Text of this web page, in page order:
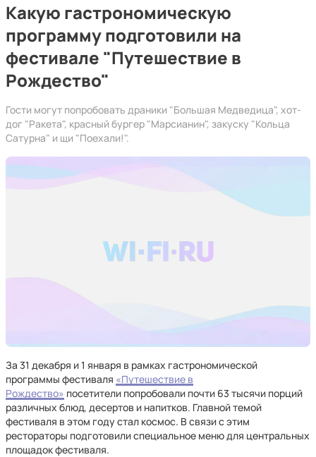
Какую гастрономическую
программу подготовили на
фестивале "Путешествие в
Рождество"
Гости могут попробовать драники "Большая Медведица", хот-
дог "Ракета", красный бургер "Марсианин", закуску "Кольца
Сатурна" и щи "Поехали!".
За 31 декабря и 1 января в рамках гастрономической
программы фестиваля «Путешествие в
Рождество» посетители попробовали почти 63 тысячи порций
различных блюд, десертов и напитков. Главной темой
фестиваля в этом году стал космос. В связи с этим
рестораторы подготовили специальное меню для центральных
площадок фестиваля.